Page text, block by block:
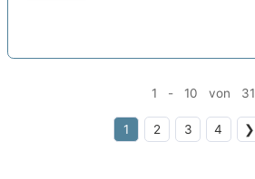
1 - 10 von 31
1 2 3 4 ❯